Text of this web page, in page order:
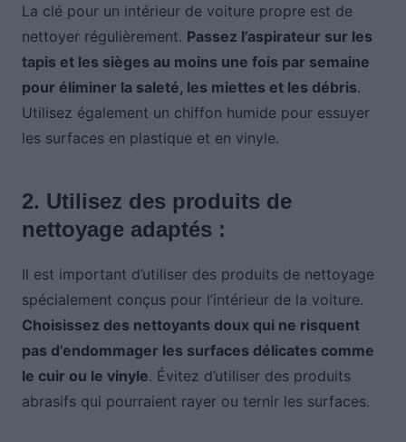
La clé pour un intérieur de voiture propre est de
nettoyer régulièrement. Passez l’aspirateur sur les
tapis et les sièges au moins une fois par semaine
pour éliminer la saleté, les miettes et les débris.
Utilisez également un chiffon humide pour essuyer
les surfaces en plastique et en vinyle.
2. Utilisez des produits de
nettoyage adaptés :
Il est important d’utiliser des produits de nettoyage
spécialement conçus pour l’intérieur de la voiture.
Choisissez des nettoyants doux qui ne risquent
pas d’endommager les surfaces délicates comme
le cuir ou le vinyle. Évitez d’utiliser des produits
abrasifs qui pourraient rayer ou ternir les surfaces.